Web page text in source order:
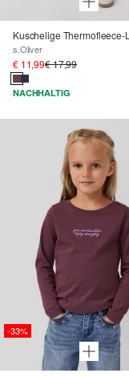
s.Oliver
€ 11,99€ 17,99
NACHHALTIG
-33%